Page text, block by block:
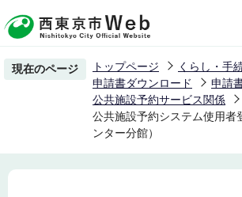
の
ー現在のページ トップページ
くらし・手
申請書ダウンロード
申請
公共施設予約サービス関係
公共施設予約システム使用者
ンター分館）